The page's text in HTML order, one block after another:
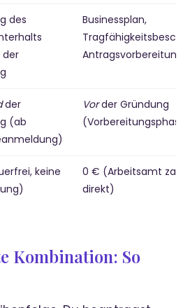
des
der
Businessplan,
Antragsvorbereitung
der
(ab
Vorder Gründung
(Vorbereitungsphase)
keine
0 € (Arbeitsamt
direkt)
Kombination: So